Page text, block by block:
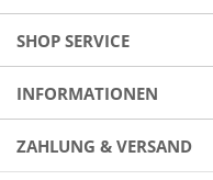
SHOP SERVICE
INFORMATIONEN
ZAHLUNG & VERSAND